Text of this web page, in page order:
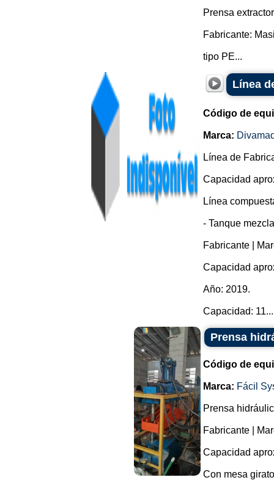
Prensa
Fabricante:
tipo PE...
Línea
Código de
Marca:
Línea de
Capacidad
Línea
- Tanque
Fabricante |
Capacidad
Año: 2019.
Capacidad: 11...
Prensa
Código de
Marca: Fácil
Prensa
Fabricante |
Capacidad
Con mesa